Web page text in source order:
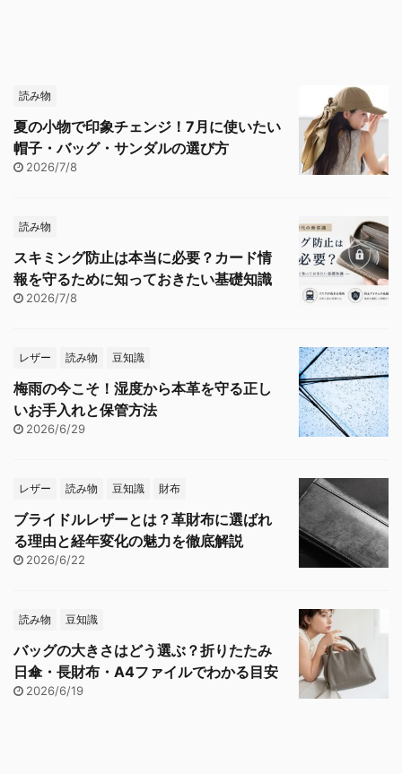
読み物
夏の小物で印象チェンジ！7月に使いたい
帽子・バッグ・サンダルの選び方
2026/7/8
読み物
スキミング防止は本当に必要？カード情
報を守るために知っておきたい基礎知識
2026/7/8
レザー 読み物 豆知識
梅雨の今こそ！湿度から本革を守る正し
いお手入れと保管方法
2026/6/29
レザー 読み物 豆知識 財布
ブライドルレザーとは？革財布に選ばれ
る理由と経年変化の魅力を徹底解説
2026/6/22
読み物 豆知識
バッグの大きさはどう選ぶ？折りたたみ
日傘・長財布・A4ファイルでわかる目安
2026/6/19